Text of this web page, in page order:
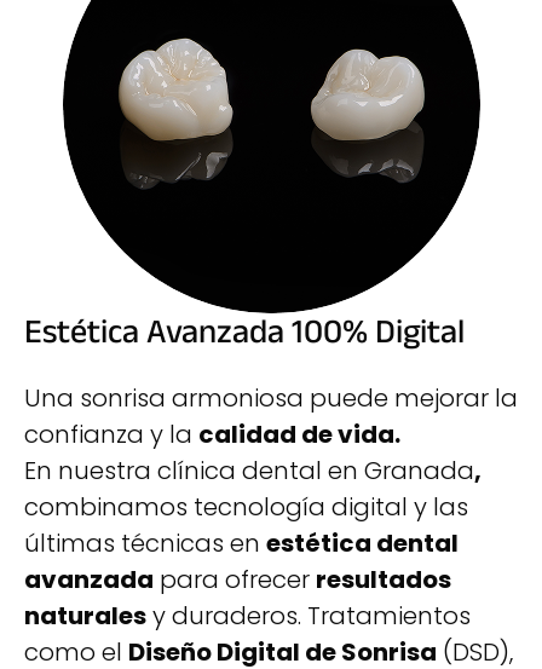
Estética Avanzada 100% Digital
Una sonrisa armoniosa puede mejorar la
confianza y la calidad de vida.
En nuestra clínica dental en Granada,
combinamos tecnología digital y las
últimas técnicas en estética dental
avanzada para ofrecer resultados
naturalesy duraderos. Tratamientos
como el Diseño Digital de Sonrisa (DSD),